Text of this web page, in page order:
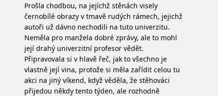
Prošla chodbou, na jejíchž stěnách visely
černobílé obrazy v tmavě rudých rámech, jejichž
autoři už dávno nechodili na tuto univerzitu.
Neměla pro manžela dobré zprávy, ale to mohl
její drahý univerzitní profesor vědět.
Připravovala si v hlavě řeč, jak to všechno je
vlastně její vina, protože si měla zařídit celou tu
akci na jiný víkend, když věděla, že stěhováci
přijedou někdy tento týden, ale rozhodně